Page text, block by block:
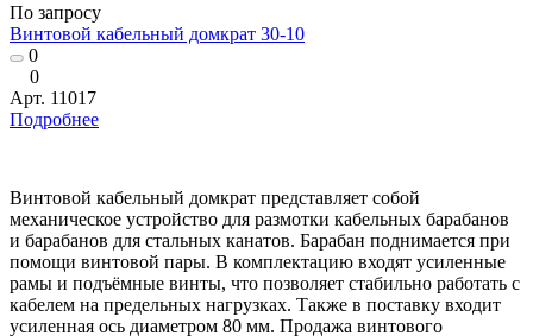
По запросу
Винтовой кабельный домкрат 30-10
0
0
Арт. 11017
Подробнее
Винтовой кабельный домкрат представляет собой
механическое устройство для размотки кабельных барабанов
и барабанов для стальных канатов. Барабан поднимается при
помощи винтовой пары. В комплектацию входят усиленные
рамы и подъёмные винты, что позволяет стабильно работать с
кабелем на предельных нагрузках. Также в поставку входит
усиленная ось диаметром 80 мм. Продажа винтового